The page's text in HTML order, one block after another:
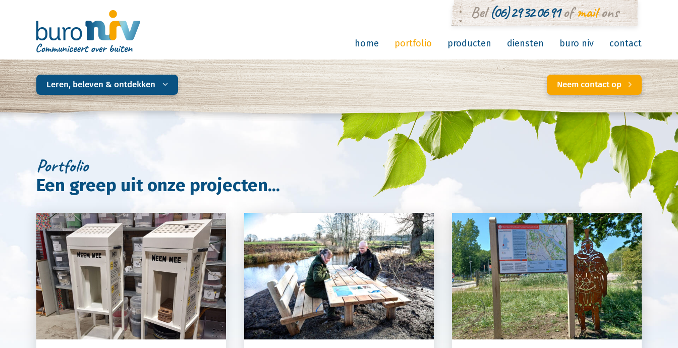
home portfolio producten diensten buro niv contact
Bel(06) 29 32 06 91ofmailons
Leren, beleven & ontdekken Neem contact op
Portfolio
Een greep uit onze projecten...